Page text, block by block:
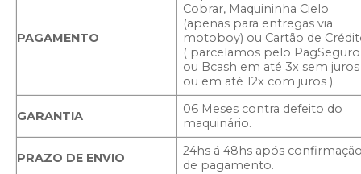
PAGAMENTO
Cobrar, Maquininha Cielo
(apenas para entregas via
motoboy) ou Cartão de
( parcelamos pelo PagSeguro
ou Bcash em até 3x sem juros
ou em até 12x com juros ).
GARANTIA
06 Meses contra defeito do
maquinário.
PRAZO DE ENVIO
24hs á 48hs após
de pagamento.